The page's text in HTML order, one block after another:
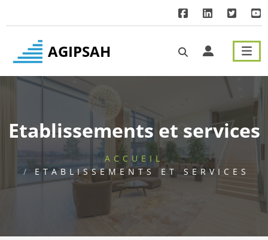
AGIPSAH
Etablissements et services
ACCUEIL
ETABLISSEMENTS ET SERVICES